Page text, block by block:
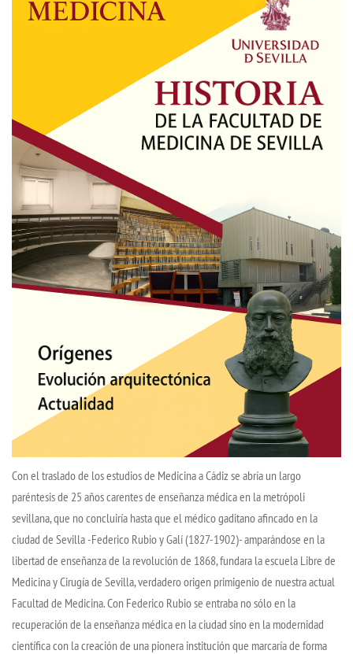
Con el traslado de los estudios de Medicina a Cádiz se abría un largo
paréntesis de 25 años carentes de enseñanza médica en la metrópoli
sevillana, que no concluiría hasta que el médico gaditano afincado en la
ciudad de Sevilla -Federico Rubio y Galí (1827-1902)- amparándose en la
libertad de enseñanza de la revolución de 1868, fundara la escuela Libre de
Medicina y Cirugía de Sevilla, verdadero origen primigenio de nuestra actual
Facultad de Medicina. Con Federico Rubio se entraba no sólo en la
recuperación de la enseñanza médica en la ciudad sino en la modernidad
científica con la creación de una pionera institución que marcaría de forma